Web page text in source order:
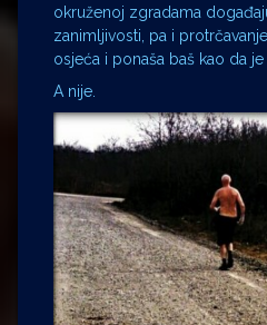
okruženoj zgradama
zanimljivosti, pa i
osjeća i ponaša baš kao da je
A nije.